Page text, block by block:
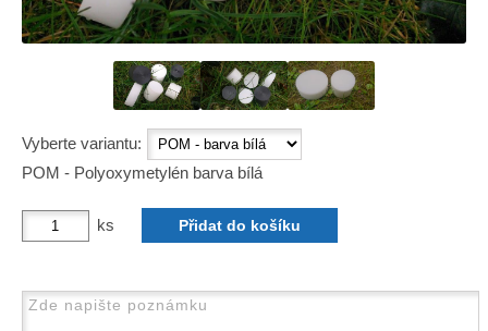
Vyberte variantu:
POM - Polyoxymetylén barva bílá
ks